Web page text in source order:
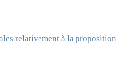
relativement à la proposition